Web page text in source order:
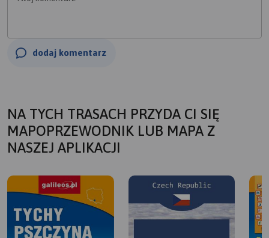
dodaj komentarz
NA TYCH TRASACH PRZYDA CI SIĘ
MAPOPRZEWODNIK LUB MAPA Z
NASZEJ APLIKACJI